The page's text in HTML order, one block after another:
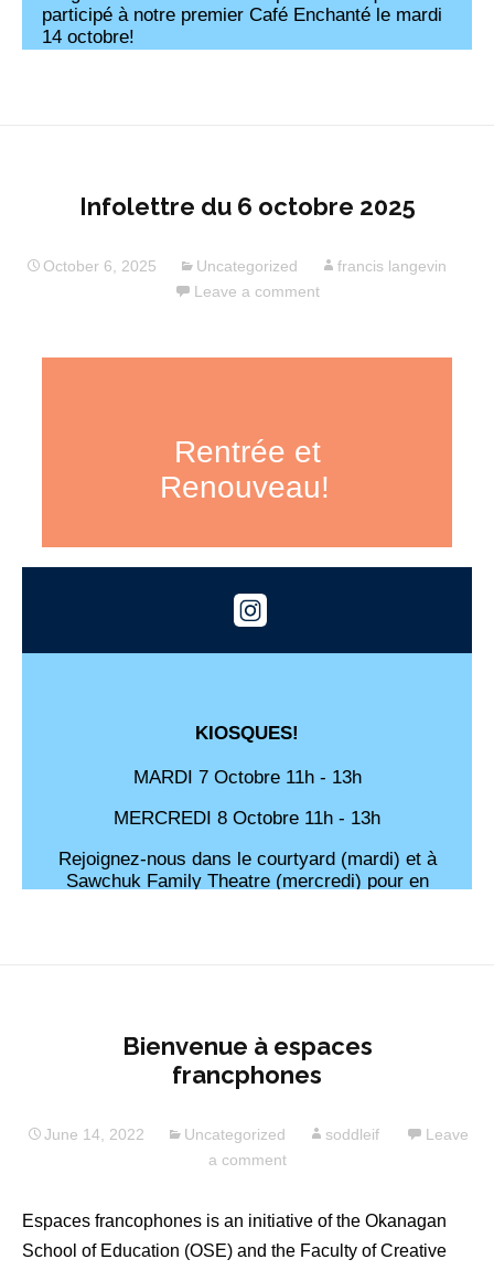
Infolettre du 6 octobre 2025
October 6, 2025 Uncategorized
francis langevin
Leave a comment
Bienvenue à espaces
francphones
June 14, 2022 Uncategorized soddleif
Leave
a comment
Espaces francophones is an initiative of the Okanagan
School of Education (OSE) and the Faculty of Creative